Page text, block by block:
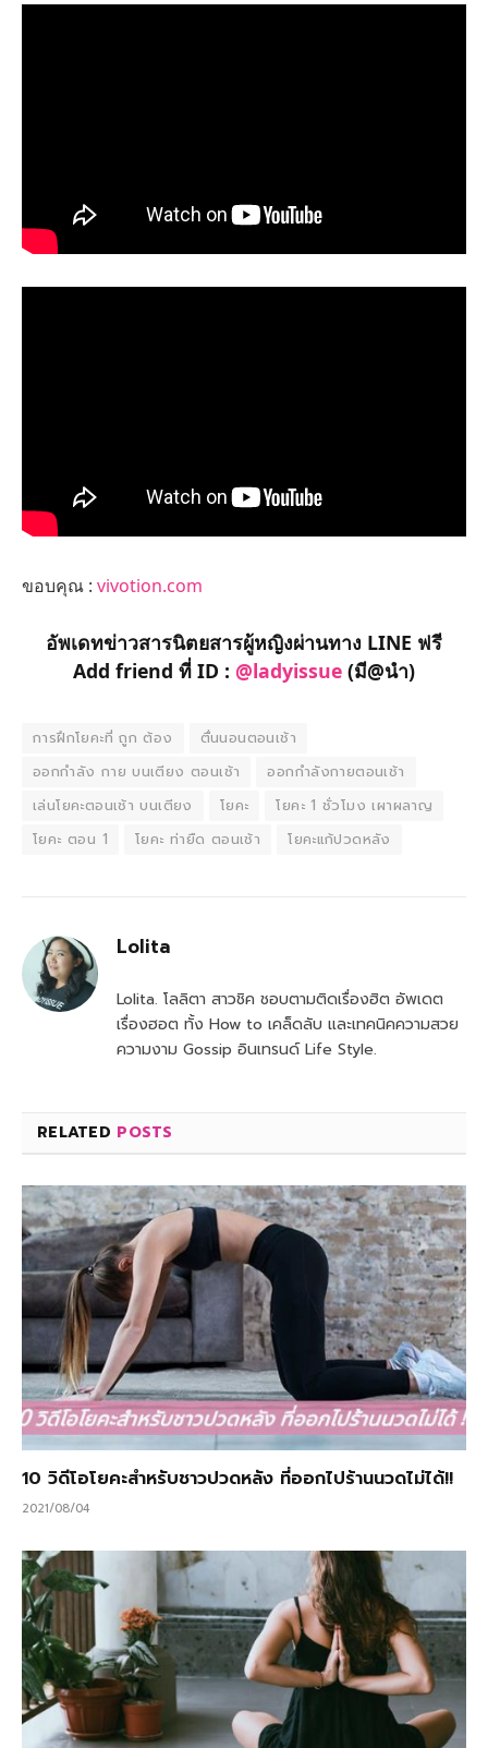
ขอบคุณ : vivotion.com
อัพเดทข่าวสารนิตยสารผู้หญิงผ่านทาง LINE ฟรี
Add friend ที่ ID : @ladyissue (มี@นำ)
การฝึกโยคะที่ ถูก ต้อง
ตื่นนอนตอนเช้า
ออกกำลัง กาย บนเตียง ตอนเช้า
ออกกําลังกายตอนเช้า
เล่นโยคะตอนเช้า บนเตียง
โยคะ
โยคะ 1 ชั่วโมง เผาผลาญ
โยคะ ตอน 1
โยคะ ท่ายืด ตอนเช้า โยคะแก้ปวดหลัง
Lolita
Lolita. โลลิตา สาวชิค ชอบตามติดเรื่องฮิต อัพเดต
เรื่องฮอต ทั้ง How to เคล็ดลับ และเทคนิคความสวย
ความงาม Gossip อินเทรนด์ Life Style.
RELATED POSTS
10 วิดีโอโยคะสำหรับชาวปวดหลัง ที่ออกไปร้านนวดไม่ได้!!
2021/08/04